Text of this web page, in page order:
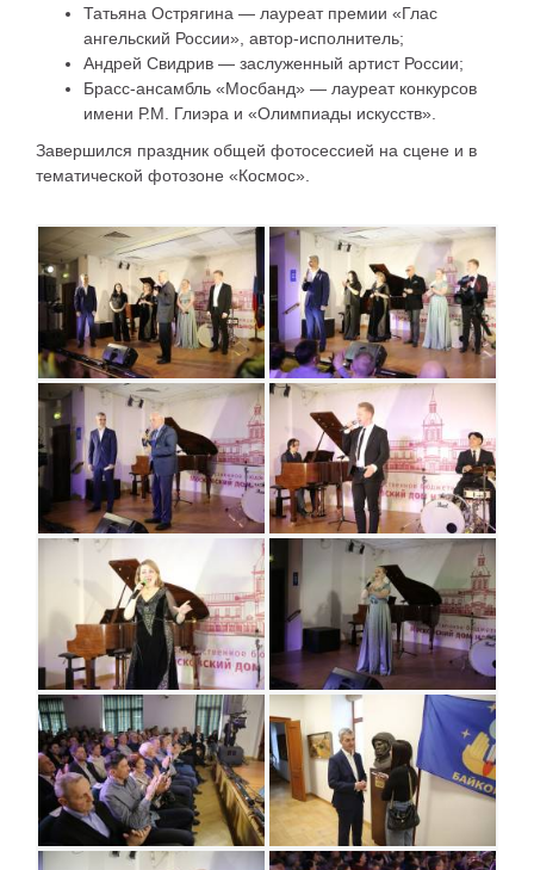
Татьяна Острягина — лауреат премии «Глас
ангельский России», автор-исполнитель;
Андрей Свидрив — заслуженный артист России;
Брасс-ансамбль «Мосбанд» — лауреат конкурсов
имени Р.М. Глиэра и «Олимпиады искусств».
Завершился праздник общей фотосессией на сцене и в
тематической фотозоне «Космос».